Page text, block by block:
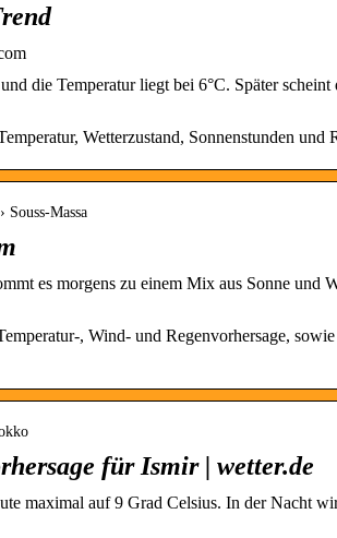
die Temperatur liegt bei 6°C. Später
Wetterzustand, Sonnenstunden
Massa
es morgens zu einem Mix aus Sonne und
, Wind- und Regenvorhersage,
für Ismir | wetter.de
maximal auf 9 Grad Celsius. In der Nacht